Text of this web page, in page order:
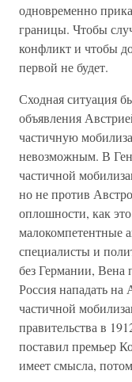
одновременно
границы. Чтобы
конфликт и чтобы
первой не будет.
Сходная ситуация
объявления
частичную
невозможным. В
частичной
но не против
оплошности, как
малокомпетентные
специалисты и
без Германии, Вена
Россия нападать на
частичной
правительства в
поставил премьер
имеет смысла,